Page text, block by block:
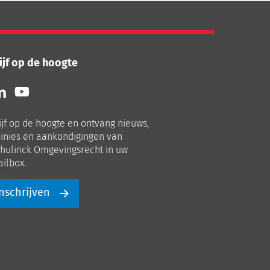
op de hoogte
Volg
ons
Youtube
op de hoogte en ontvang nieuws,
en aankondigingen van
Omgevingsrecht in uw